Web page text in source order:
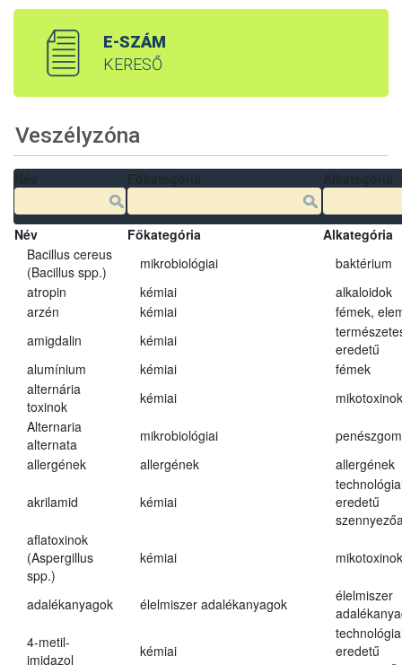
E-SZÁM
KERESŐ
Veszélyzóna
Név Főkategória
Alkategória
Bacillus cereus
(Bacillus spp.)
mikrobiológiai
baktérium
atropin
kémiai
alkaloidok
arzén
kémiai
fémek,
amigdalin
kémiai
eredetű
alumínium
kémiai
fémek
alternária
toxinok
kémiai
mikotoxinok
Alternaria
alternata
mikrobiológiai
allergének
allergének allergének
akrilamid kémiai
eredetű
aflatoxinok
(Aspergillus
spp.)
kémiai mikotoxinok
adalékanyagok élelmiszer adalékanyagok
élelmiszer
4-metil-
imidazol
kémiai
eredetű